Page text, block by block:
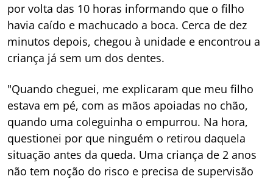
por volta das 10 horas informando que o filho
havia caído e machucado a boca. Cerca de dez
minutos depois, chegou à unidade e encontrou a
criança já sem um dos dentes.
"Quando cheguei, me explicaram que meu filho
estava em pé, com as mãos apoiadas no chão,
quando uma coleguinha o empurrou. Na hora,
questionei por que ninguém o retirou daquela
situação antes da queda. Uma criança de 2 anos
não tem noção do risco e precisa de supervisão